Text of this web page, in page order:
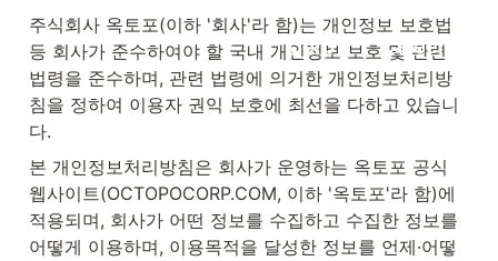
주식회사 옥토포(이하 '회사'라 함)는 개인정보 보호법
등 회사가 준수하여야 할 국내 개인정보 보호 및 관련
법령을 준수하며, 관련 법령에 의거한 개인정보처리방
침을 정하여 이용자 권익 보호에 최선을 다하고 있습니
다.
본 개인정보처리방침은 회사가 운영하는 옥토포 공식
웹사이트(OCTOPOCORP.COM, 이하 '옥토포'라 함)에
적용되며, 회사가 어떤 정보를 수집하고 수집한 정보를
어떻게 이용하며, 이용목적을 달성한 정보를 언제·어떻
Corp↗ Career↗